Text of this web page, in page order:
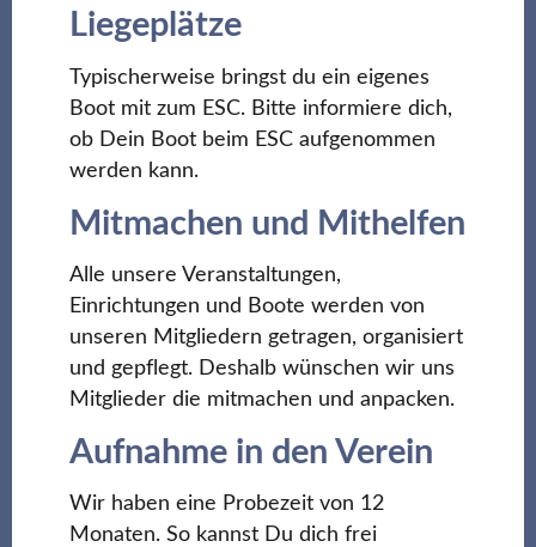
Liegeplätze
Typischerweise bringst du ein eigenes
Boot mit zum ESC. Bitte informiere dich,
ob Dein Boot beim ESC aufgenommen
werden kann.
Mitmachen und Mithelfen
Alle unsere Veranstaltungen,
Einrichtungen und Boote werden von
unseren Mitgliedern getragen, organisiert
und gepflegt. Deshalb wünschen wir uns
Mitglieder die mitmachen und anpacken.
Aufnahme in den Verein
Wir haben eine Probezeit von 12
Monaten. So kannst Du dich frei